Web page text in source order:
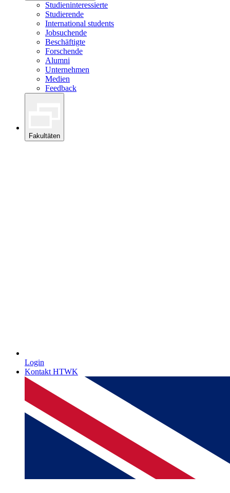
Studieninteressierte
Studierende
International students
Jobsuchende
Beschäftigte
Forschende
Alumni
Unternehmen
Medien
Feedback
Fakultäten
Login
Kontakt HTWK